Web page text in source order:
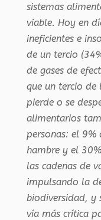
sistemas
viable. Hoy en
ineficientes e
de un tercio
de gases de
que un tercio de
pierde o se
alimentarios
personas: el
hambre y el
las cadenas de
impulsando la
biodiversidad, y
vía más crítica